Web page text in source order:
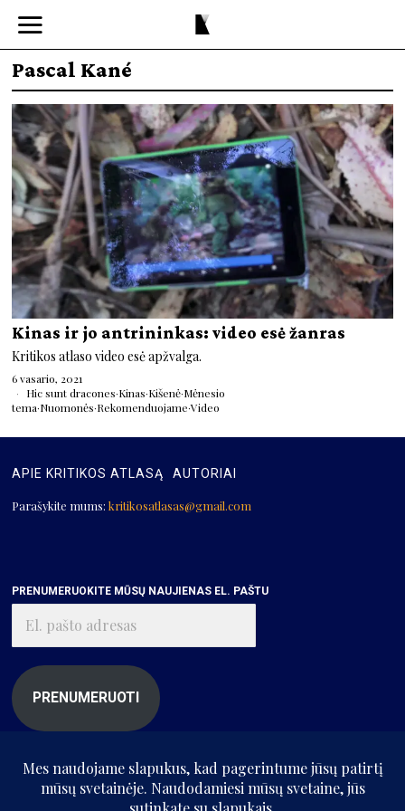
Pascal Kané
Kinas ir jo antrininkas: video esė žanras
Kritikos atlaso video esė apžvalga.
6 vasario, 2021
Hic sunt dracones·Kinas·Kišenė·Mėnesio
tema·Nuomonės·Rekomenduojame·Video
APIE KRITIKOS ATLASĄ AUTORIAI
Parašykite mums:kritikosatlasas@gmail.com
PRENUMERUOKITE MŪSŲ NAUJIENAS EL. PAŠTU
pašto
adresas
PRENUMERUOTI